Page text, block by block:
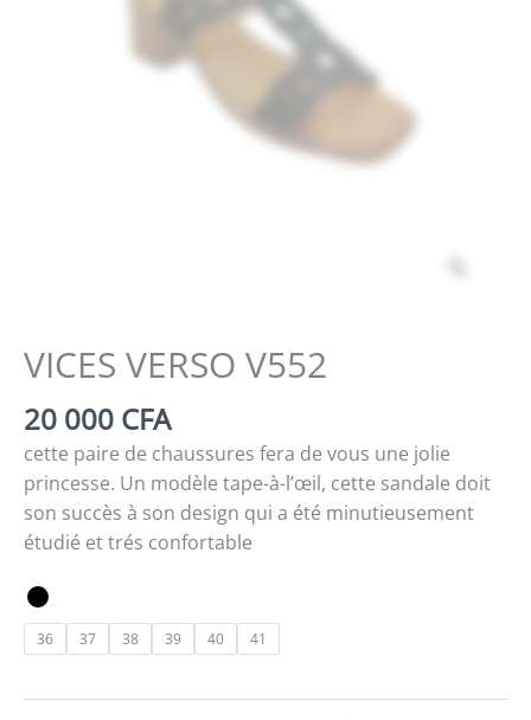
VICES VERSO V552
20 000 CFA
cette paire de chaussures fera de vous une jolie
princesse. Un modèle tape-à-l’œil, cette sandale doit
son succès à son design qui a été minutieusement
étudié et trés confortable
36 37 38 39 40 41